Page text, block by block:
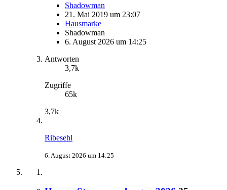
Shadowman
21. Mai 2019 um 23:07
Hausmarke
Shadowman
6. August 2026 um 14:25
Antworten
3,7k
Zugriffe
65k
3,7k
Ribesehl
6. August 2026 um 14:25